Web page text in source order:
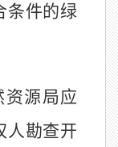
条件的绿
资源局应
人勘查开